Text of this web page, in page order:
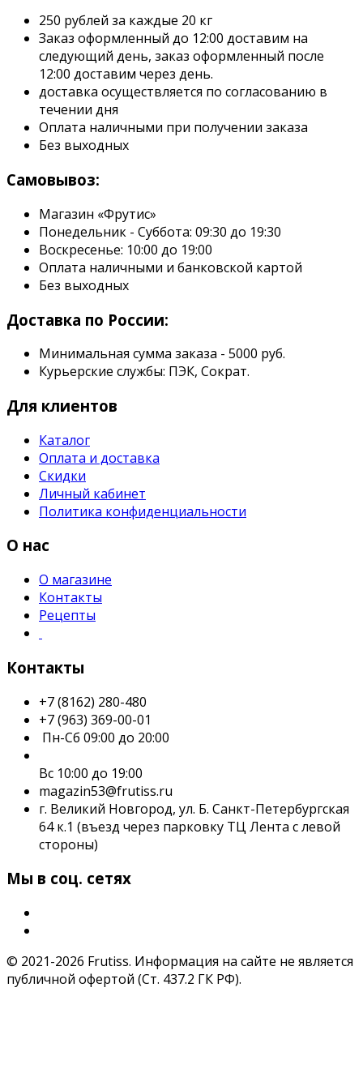
250 рублей за каждые 20 кг
Заказ оформленный до 12:00 доставим на
следующий день, заказ оформленный после
12:00 доставим через день.
доставка осуществляется по согласованию в
течении дня
Оплата наличными при получении заказа
Без выходных
Самовывоз:
Магазин «Фрутис»
Понедельник - Суббота: 09:30 до 19:30
Воскресенье: 10:00 до 19:00
Оплата наличными и банковской картой
Без выходных
Доставка по России:
Минимальная сумма заказа - 5000 руб.
Курьерские службы: ПЭК, Сократ.
Для клиентов
Каталог
Оплата и доставка
Скидки
Личный кабинет
Политика конфиденциальности
О нас
О магазине
Контакты
Рецепты
Контакты
+7 (8162) 280-480
+7 (963) 369-00-01
Пн-Сб 09:00 до 20:00
Вс 10:00 до 19:00
magazin53@frutiss.ru
г. Великий Новгород, ул. Б. Санкт-Петербургская
64 к.1 (въезд через парковку ТЦ Лента с левой
стороны)
Мы в соц. сетях
© 2021-2026 Frutiss. Информация на сайте не является
публичной офертой (Ст. 437.2 ГК РФ).